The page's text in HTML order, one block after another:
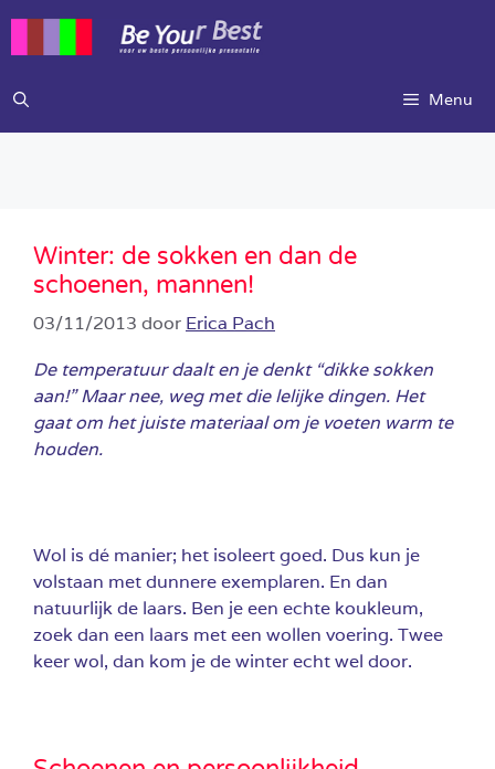
inhoud
Menu
Winter: de sokken en dan de
schoenen, mannen!
03/11/2013 door Erica Pach
De temperatuur daalt en je denkt “dikke sokken
aan!” Maar nee, weg met die lelijke dingen. Het
gaat om het juiste materiaal om je voeten warm te
houden.
Wol is dé manier; het isoleert goed. Dus kun je
volstaan met dunnere exemplaren. En dan
natuurlijk de laars. Ben je een echte koukleum,
zoek dan een laars met een wollen voering. Twee
keer wol, dan kom je de winter echt wel door.